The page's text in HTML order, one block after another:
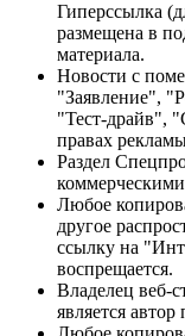
Гиперссылка
размещена в
материала.
Новости с
"Заявление",
"Тест-драйв",
правах
Раздел
Любое
другое
ссылку на
воспрещается.
Владелец веб-
является